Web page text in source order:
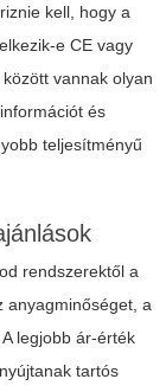
kell, hogy a
e CE vagy
között vannak olyan
és
teljesítményű
rendszerektől a
anyagminőséget, a
legjobb ár-érték
tartós